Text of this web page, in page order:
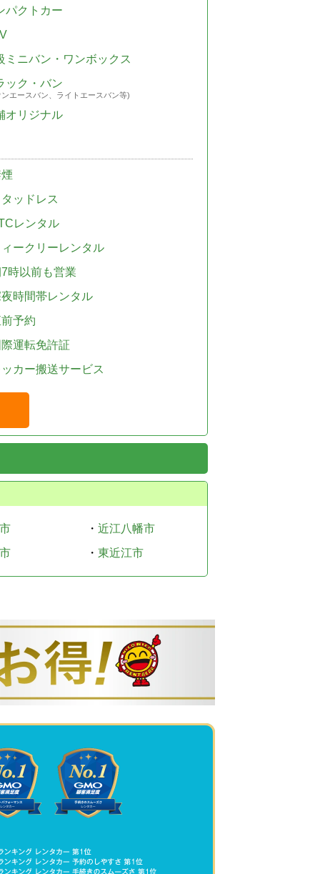
パクトカー
ミニバン・ワンボックス
ック・バン
エースバン、ライトエースバン等)
オリジナル
ッドレス
レンタル
ークリーレンタル
時以前も営業
時間帯レンタル
予約
運転免許証
カー搬送サービス
・ 近江八幡市
・ 東近江市